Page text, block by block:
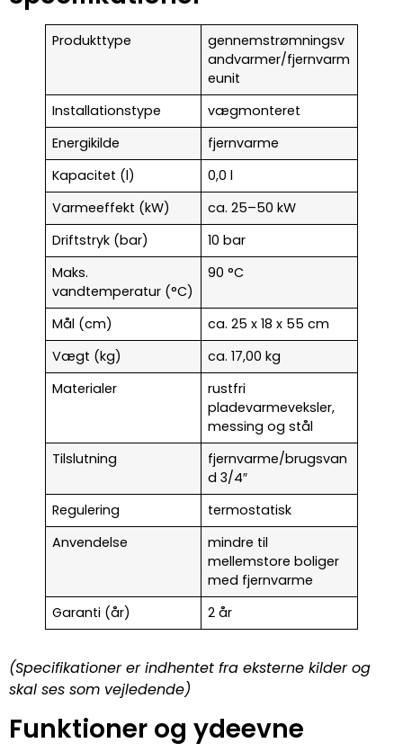
Produkttype
gennemstrømningsv
andvarmer/fjernvarm
eunit
Installationstype
vægmonteret
Energikilde
fjernvarme
Kapacitet (l)
0,0 l
Varmeeffekt (kW)
ca. 25–50 kW
Driftstryk (bar)
10 bar
Maks.
vandtemperatur (°C)
90 °C
Mål (cm)
ca. 25 x 18 x 55 cm
Vægt (kg)
ca. 17,00 kg
Materialer
rustfri
pladevarmeveksler,
messing og stål
Tilslutning
fjernvarme/brugsvan
d 3/4″
Regulering
termostatisk
Anvendelse
mindre til
mellemstore boliger
med fjernvarme
Garanti (år)
2 år
(Specifikationer er indhentet fra eksterne kilder og
skal ses som vejledende)
Funktioner og ydeevne